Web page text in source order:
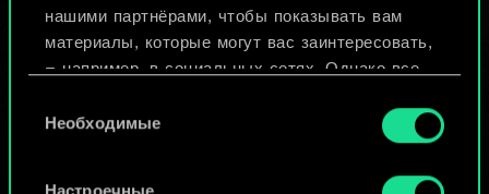
нашими партнёрами, чтобы показывать вам
материалы, которые могут вас заинтересовать,
— например, в социальных сетях. Однако все
разрешения.
Найти подробную информацию о том, как мы
согласия
Необходимые
Просмотреть колоды